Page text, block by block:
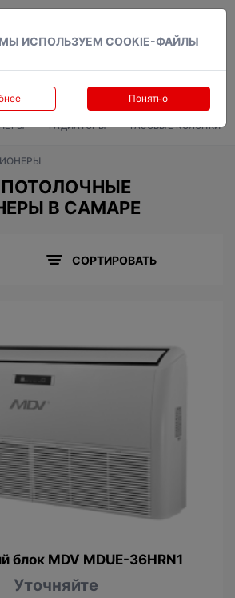
ИСПОЛЬЗУЕМ COOKIE-ФАЙЛЫ
Понятно
РАДИАТОРЫ ГАЗОВЫЕ КОЛОНКИ
В САМАРЕ
СОРТИРОВАТЬ
блок MDV MDUE-36HRN1
Уточняйте